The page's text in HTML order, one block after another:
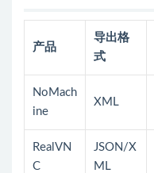
产品
导出格
式
NoMach
ine
XML
RealVN
C
JSON/X
ML